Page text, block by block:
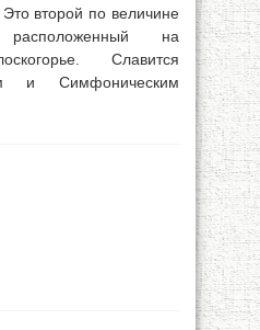
второй по величине
на
Славится
и Симфоническим